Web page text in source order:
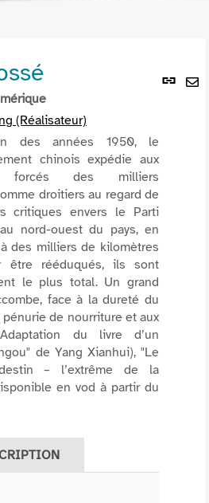
Lien
(Réalisateur)
des années 1950, le
chinois expédie aux
forcés des milliers
droitiers au regard de
critiques envers le Parti
nord-ouest du pays, en
des milliers de kilomètres
être rééduqués, ils sont
le plus total. Un grand
face à la dureté du
de nourriture et aux
du livre d’un
de Yang Xianhui), "Le
– l’extrême de la
en vod à partir du